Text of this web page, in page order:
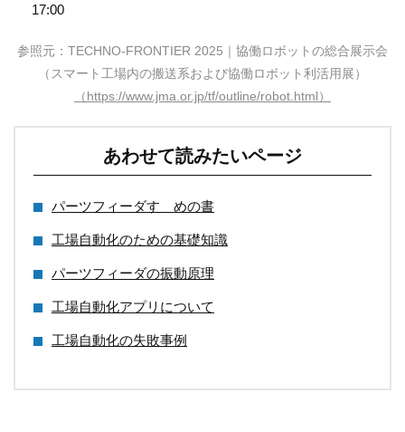
17:00
参照元：TECHNO-FRONTIER 2025｜協働ロボットの総合展示会
（スマート工場内の搬送系および協働ロボット利活用展）
（https://www.jma.or.jp/tf/outline/robot.html）
あわせて読みたいページ
パーツフィーダすゝめの書
工場自動化のための基礎知識
パーツフィーダの振動原理
工場自動化アプリについて
工場自動化の失敗事例